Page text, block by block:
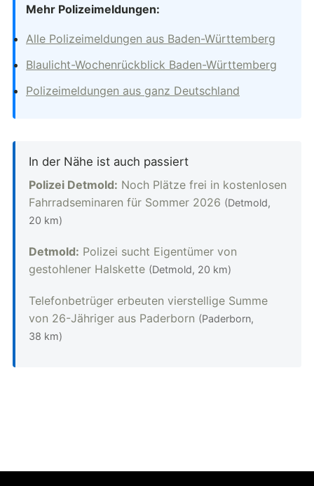
Mehr Polizeimeldungen:
Alle Polizeimeldungen aus Baden-Württemberg
Blaulicht-Wochenrückblick Baden-Württemberg
Polizeimeldungen aus ganz Deutschland
In der Nähe ist auch passiert
Polizei Detmold: Noch Plätze frei in kostenlosen
Fahrradseminaren für Sommer 2026 (Detmold,
20 km)
Detmold: Polizei sucht Eigentümer von
gestohlener Halskette (Detmold, 20 km)
Telefonbetrüger erbeuten vierstellige Summe
von 26-Jähriger aus Paderborn (Paderborn,
38 km)